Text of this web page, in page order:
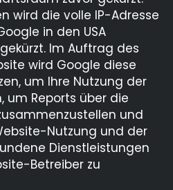
wird die volle IP-Adresse
in den USA
Im Auftrag des
wird Google diese
um Ihre Nutzung der
um Reports über die
und
Nutzung und der
Dienstleistungen
Betreiber zu